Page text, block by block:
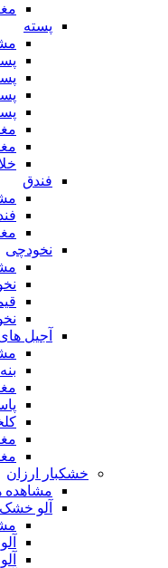
پسته
فندق
نخودچی
آجیل
خشکبار ارزان
مشاهده
آلو خشک